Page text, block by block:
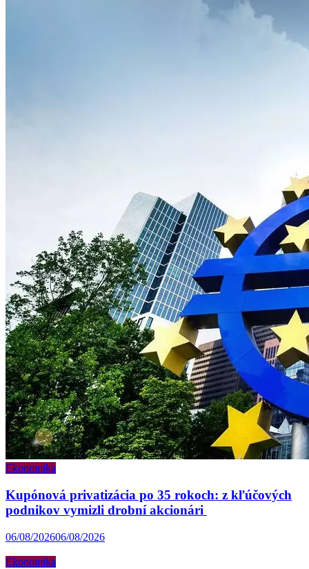
Ekonomika
Kupónová privatizácia po 35 rokoch: z kľúčových
podnikov vymizli drobní akcionári
06/08/202606/08/2026
Ekonomika